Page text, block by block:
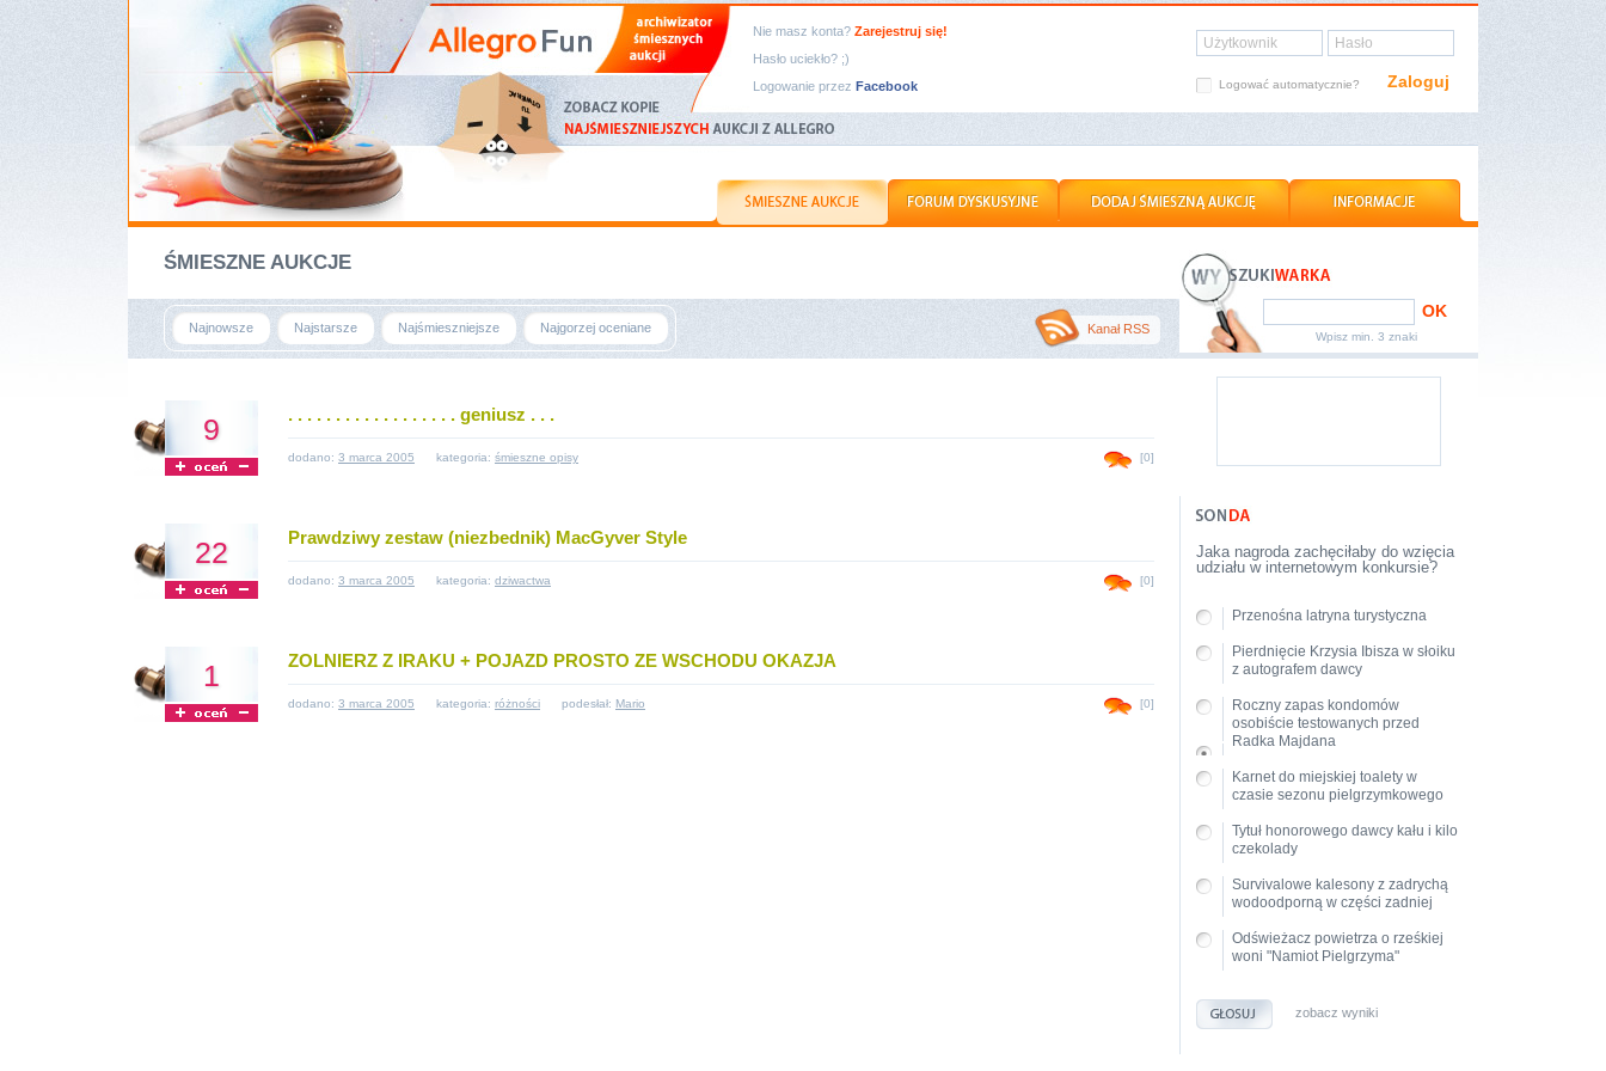
Nie masz konta? Zarejestruj się!
Hasło uciekło? ;)
Logowanie przez Facebook
Użytkownik Hasło
Logować automatycznie? Zaloguj
ŚMIESZNE AUKCJE
Najnowsze Najstarsze Najśmieszniejsze Najgorzej oceniane Kanał RSS
9 . . . . . . . . . . . . . . . . . . geniusz . . .
dodano: 3 marca 2005 kategoria: śmieszne opisy [0]
22 Prawdziwy zestaw (niezbednik) MacGyver Style
dodano: 3 marca 2005 kategoria: dziwactwa [0]
1 ZOLNIERZ Z IRAKU + POJAZD PROSTO ZE WSCHODU OKAZJA
dodano: 3 marca 2005 kategoria: różności podesłał: Mario [0]
OK
Wpisz min. 3 znaki
Jaka nagroda zachęciłaby do wzięcia
udziału w internetowym konkursie?
Przenośna latryna turystyczna
Pierdnięcie Krzysia Ibisza w słoiku
z autografem dawcy
Roczny zapas kondomów
osobiście testowanych przed
Radka Majdana
Karnet do miejskiej toalety w
czasie sezonu pielgrzymkowego
Tytuł honorowego dawcy kału i kilo
czekolady
Survivalowe kalesony z zadrychą
wodoodporną w części zadniej
Odświeżacz powietrza o rześkiej
woni "Namiot Pielgrzyma"
zobacz wyniki